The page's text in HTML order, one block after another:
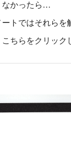
なかったら…
トではそれらを
ちらをクリック